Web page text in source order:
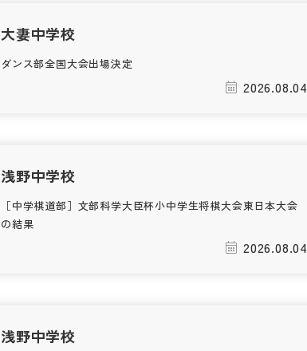
大妻中学校
ダンス部全国大会出場決定
2026.08.04
浅野中学校
［中学棋道部］文部科学大臣杯小中学生将棋大会東日本大会
の結果
2026.08.04
浅野中学校